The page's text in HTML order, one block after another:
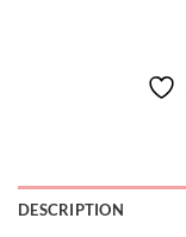
DESCRIPTION